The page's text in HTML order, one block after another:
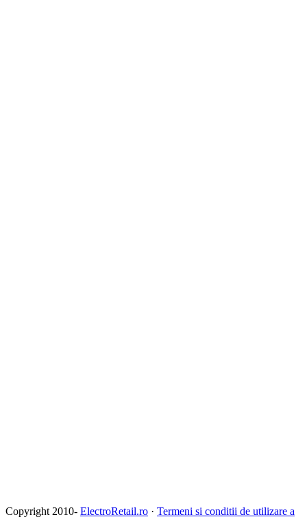
Copyright 2010- ElectroRetail.ro · Termeni si conditii de utilizare a